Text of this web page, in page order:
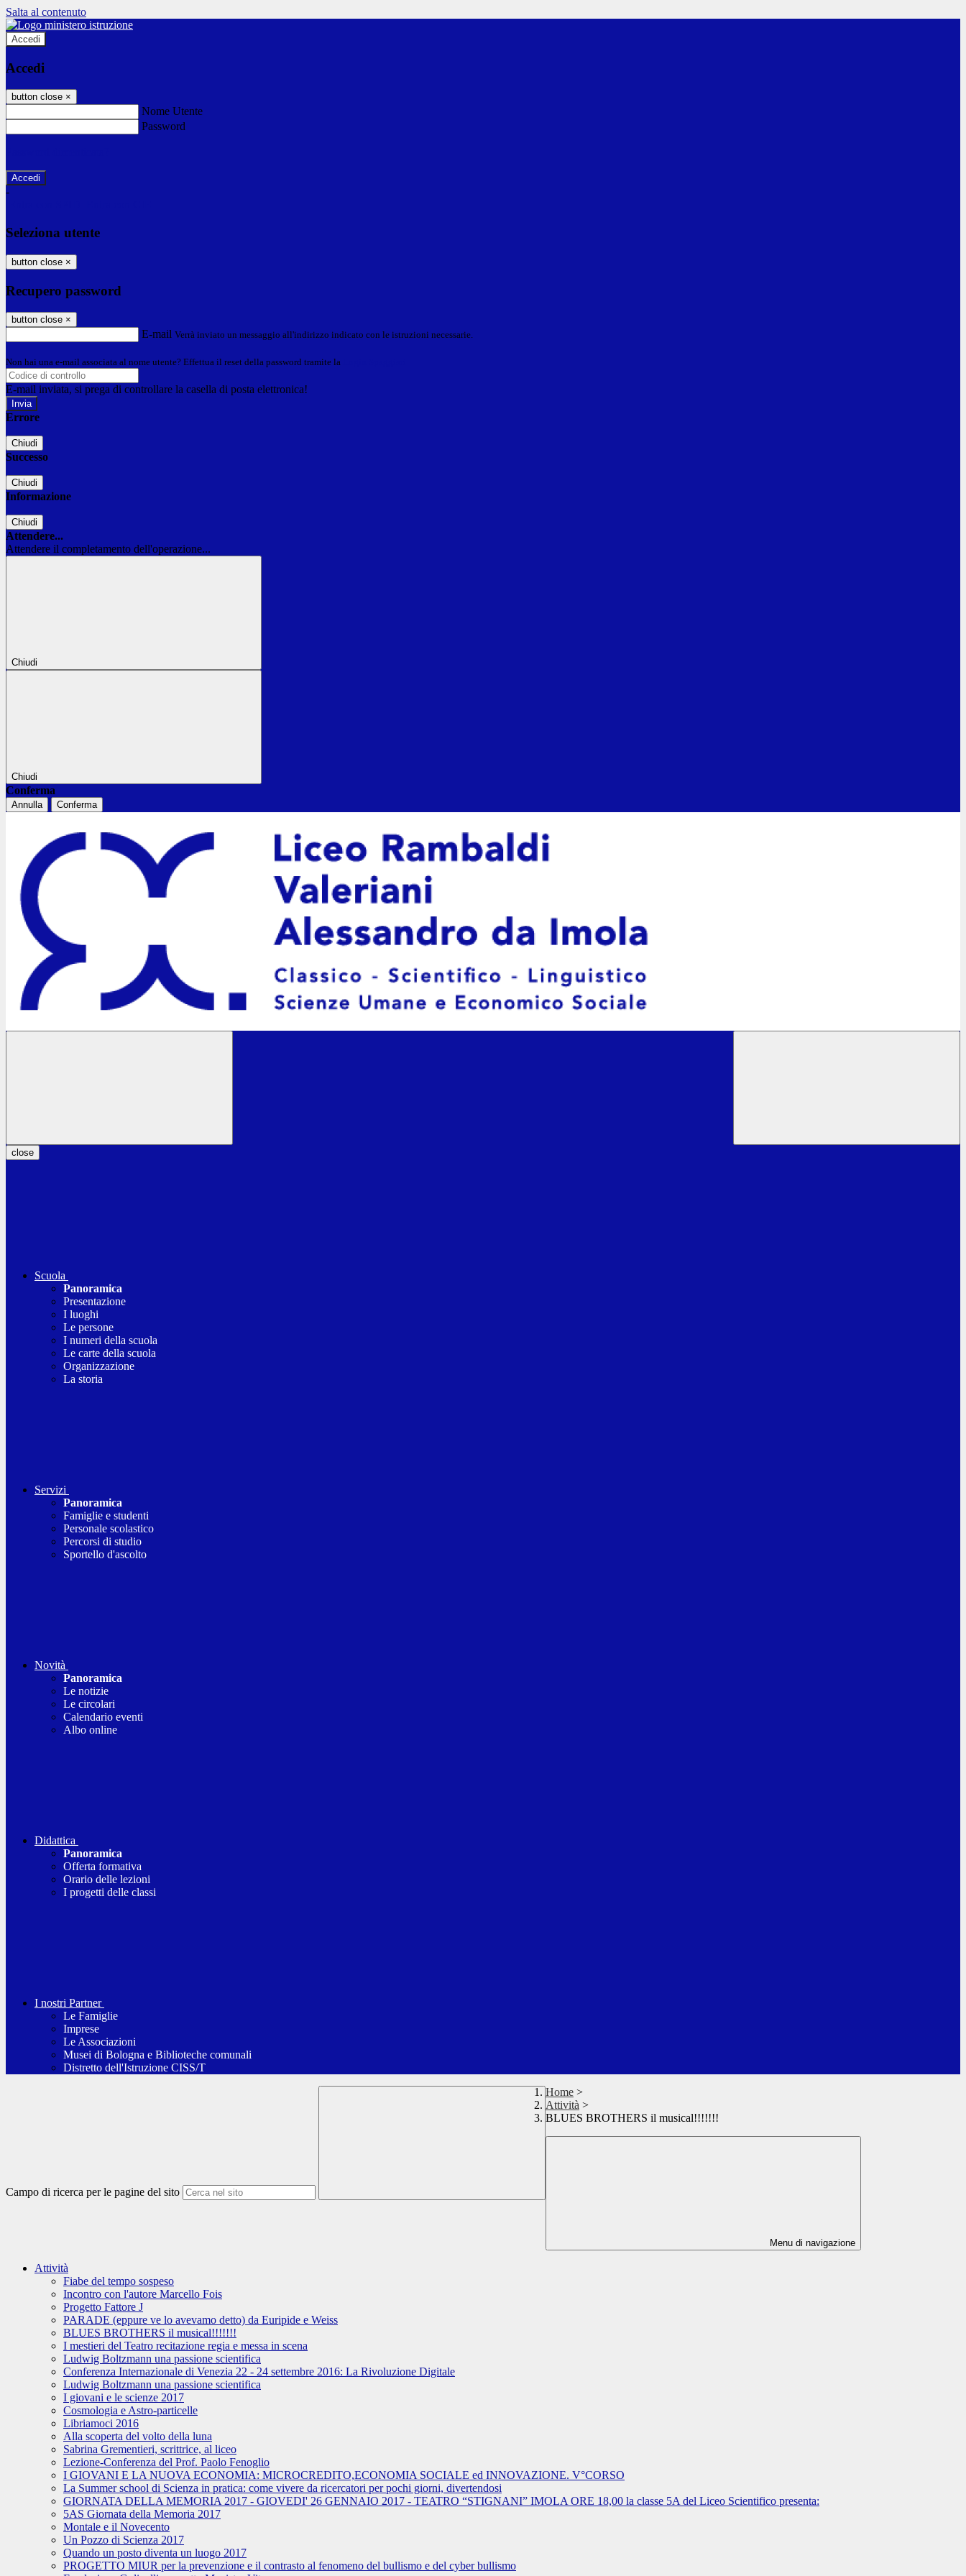
Salta al contenuto
Accedi
Accedi
button close ×
Nome Utente
Password
-
Seleziona utente
button close ×
Recupero password
button close ×
E-mail Verrà inviato un messaggio all'indirizzo indicato con le istruzioni necessarie.
Non hai una e-mail associata al nome utente? Effettua il reset della password tramite la
E-mail inviata, si prega di controllare la casella di posta elettronica!
Errore
Chiudi
Successo
Chiudi
Informazione
Chiudi
Attendere...
Attendere il completamento dell'operazione...
Chiudi
Chiudi
Conferma
Annulla Conferma
close
Scuola
Panoramica
Presentazione
I luoghi
Le persone
I numeri della scuola
Le carte della scuola
Organizzazione
La storia
Servizi
Panoramica
Famiglie e studenti
Personale scolastico
Percorsi di studio
Sportello d'ascolto
Novità
Panoramica
Le notizie
Le circolari
Calendario eventi
Albo online
Didattica
Panoramica
Offerta formativa
Orario delle lezioni
I progetti delle classi
I nostri Partner
Le Famiglie
Imprese
Le Associazioni
Musei di Bologna e Biblioteche comunali
Distretto dell'Istruzione CISS/T
Campo di ricerca per le pagine del sito
Home >
Attività >
BLUES BROTHERS il musical!!!!!!!
Menu di navigazione
Attività
Fiabe del tempo sospeso
Incontro con l'autore Marcello Fois
Progetto Fattore J
PARADE (eppure ve lo avevamo detto) da Euripide e Weiss
BLUES BROTHERS il musical!!!!!!!
I mestieri del Teatro recitazione regia e messa in scena
Ludwig Boltzmann una passione scientifica
Conferenza Internazionale di Venezia 22 - 24 settembre 2016: La Rivoluzione Digitale
Ludwig Boltzmann una passione scientifica
I giovani e le scienze 2017
Cosmologia e Astro-particelle
Libriamoci 2016
Alla scoperta del volto della luna
Sabrina Grementieri, scrittrice, al liceo
Lezione-Conferenza del Prof. Paolo Fenoglio
I GIOVANI E LA NUOVA ECONOMIA: MICROCREDITO,ECONOMIA SOCIALE ed INNOVAZIONE. V°CORSO
La Summer school di Scienza in pratica: come vivere da ricercatori per pochi giorni, divertendosi
GIORNATA DELLA MEMORIA 2017 - GIOVEDI' 26 GENNAIO 2017 - TEATRO “STIGNANI” IMOLA ORE 18,00 la classe 5A del Liceo Scientifico presenta:
5AS Giornata della Memoria 2017
Montale e il Novecento
Un Pozzo di Scienza 2017
Quando un posto diventa un luogo 2017
PROGETTO MIUR per la prevenzione e il contrasto al fenomeno del bullismo e del cyber bullismo